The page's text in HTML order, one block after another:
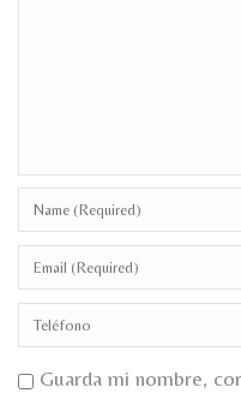
Guarda mi nombre,